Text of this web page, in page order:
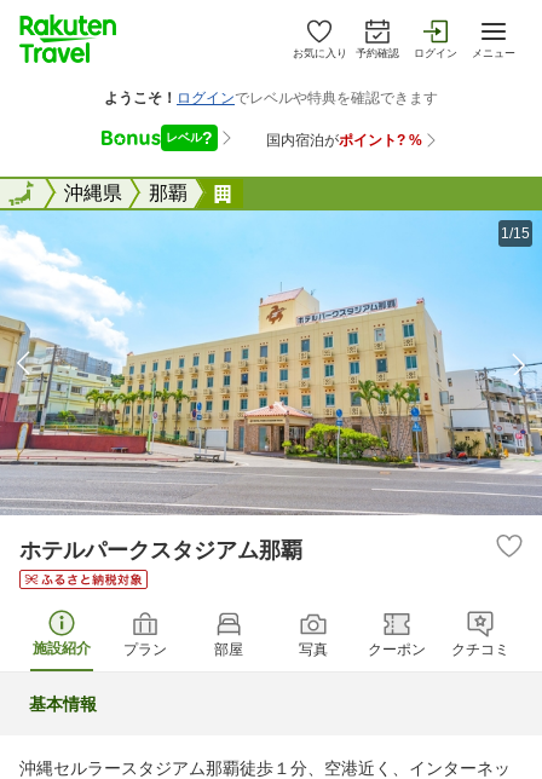
お気に入り 予約確認 ログイン メニュー
全国沖縄県 那覇
全国
1/15
ホテルパークスタジアム那覇
施設紹介 プラン 部屋 写真 クーポン クチコミ
基本情報
沖縄セルラースタジアム那覇徒歩１分、空港近く、インターネッ